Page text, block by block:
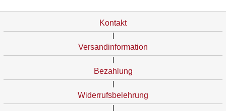
Kontakt
Versandinformation
Bezahlung
Widerrufsbelehrung